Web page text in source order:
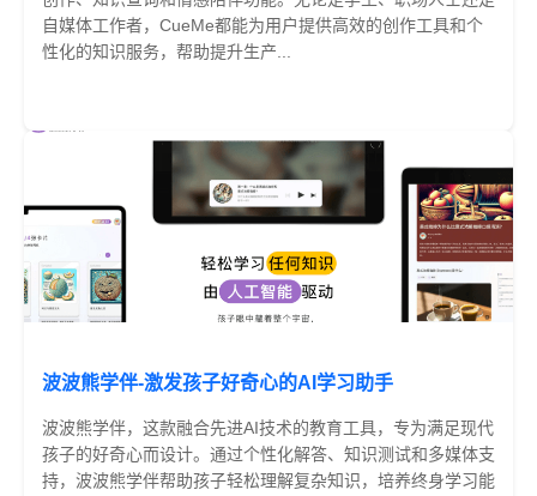
自媒体工作者，CueMe都能为用户提供高效的创作工具和个
性化的知识服务，帮助提升生产...
波波熊学伴-激发孩子好奇心的AI学习助手
波波熊学伴，这款融合先进AI技术的教育工具，专为满足现代
孩子的好奇心而设计。通过个性化解答、知识测试和多媒体支
持，波波熊学伴帮助孩子轻松理解复杂知识，培养终身学习能